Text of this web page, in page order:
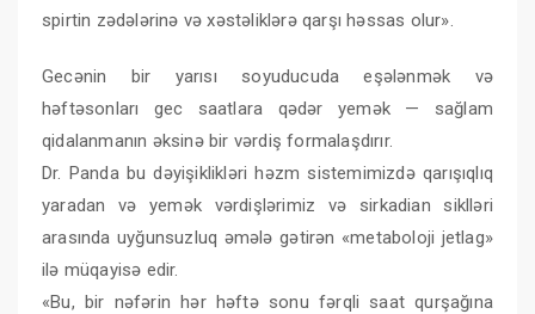
spirtin zədələrinə və xəstəliklərə qarşı həssas olur».
Gecənin bir yarısı soyuducuda eşələnmək və
həftəsonları gec saatlara qədər yemək — sağlam
qidalanmanın əksinə bir vərdiş formalaşdırır.
Dr. Panda bu dəyişiklikləri həzm sistemimizdə qarışıqlıq
yaradan və yemək vərdişlərimiz və sirkadian siklləri
arasında uyğunsuzluq əmələ gətirən «metaboloji jetlag»
ilə müqayisə edir.
«Bu, bir nəfərin hər həftə sonu fərqli saat qurşağına